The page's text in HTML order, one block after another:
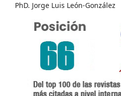
PhD. Jorge Luis León-González